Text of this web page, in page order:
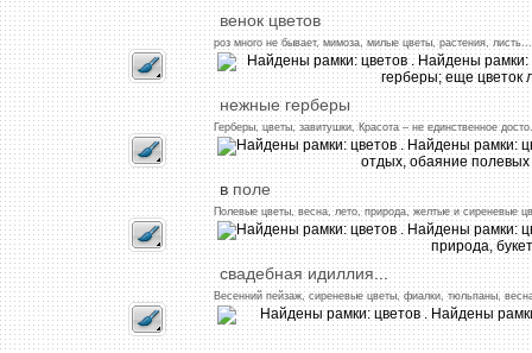
венок цветов
роз много не бывает, мимоза, милые цветы, растения, листь...
нежные герберы
Герберы, цветы, завитушки, Красота– не единственное досто
вполе
Полевые цветы, весна, лето, природа, желтыеисиреневые цв
свадебная идиллия...
Весенний пейзаж, сиреневые цветы, фиалки, тюльпаны,